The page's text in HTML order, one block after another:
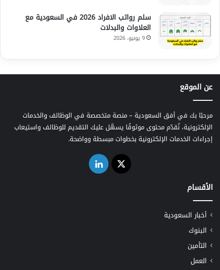
سلم رواتب الافراد 2026 في السعودية مع
العلاوات والبدلات
9 يونيو، 2026
عن الموقع
مرحبًا بك في أفق السعودية – منصة متخصصة في الوظائف والخدمات
الإلكترونية، نُقدّم محتوى موثوقًا يسهّل عليك التقديم للوظائف واستيعاب
إجراءات الخدمات الإلكترونية بخطوات مبسطة وواضحة.
‫X لينكدإن
الأقسام
أخبار السعودية
البنوك
التأمين
العمل